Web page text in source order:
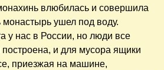
влюбилась и совершила
монастырь ушел под воду.
у нас в России, но люди все
построена, и для мусора ящики
приезжая на машине,